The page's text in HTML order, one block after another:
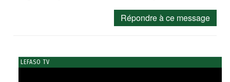
Répondre à ce message
LEFASO TV